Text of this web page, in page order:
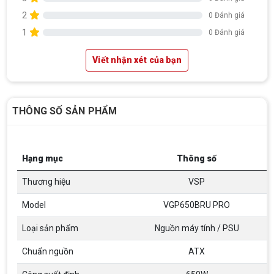
2 0 Đánh giá
1 0 Đánh giá
Viết nhận xét của bạn
THÔNG SỐ SẢN PHẨM
Hạng mục Thông số
Thương hiệu VSP
Model VGP650BRU PRO
Loại sản phẩm Nguồn máy tính / PSU
Chuẩn nguồn ATX
Top 18 tựa game PC huyền thoại gắn liền
với tuổi thơ của game thủ Việt vào những